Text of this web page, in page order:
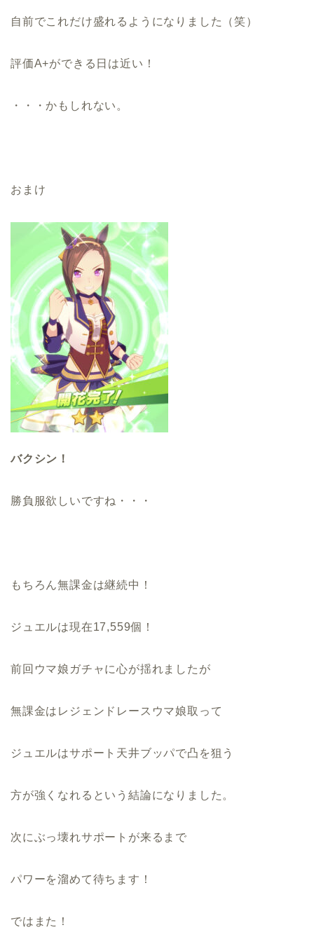
自前でこれだけ盛れるようになりました（笑）
評価A+ができる日は近い！
・・・かもしれない。
おまけ
バクシン！
勝負服欲しいですね・・・
もちろん無課金は継続中！
ジュエルは現在17,559個！
前回ウマ娘ガチャに心が揺れましたが
無課金はレジェンドレースウマ娘取って
ジュエルはサポート天井ブッパで凸を狙う
方が強くなれるという結論になりました。
次にぶっ壊れサポートが来るまで
パワーを溜めて待ちます！
ではまた！